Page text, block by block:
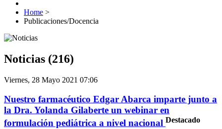
Home >
Publicaciones/Docencia
Noticias (216)
Viernes, 28 Mayo 2021 07:06
Nuestro farmacéutico Edgar Abarca imparte junto a
la Dra. Yolanda Gilaberte un webinar en
formulación pediátrica a nivel nacional Destacado